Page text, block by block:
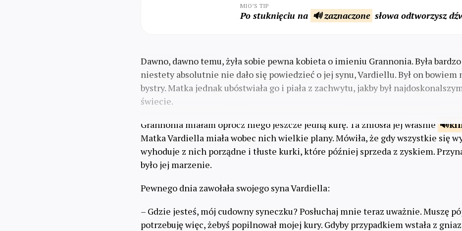
MIO’S TIP
Po stuknięciu na 🔊 zaznaczone słowa odtworzysz
Dawno, dawno temu, żyła sobie pewna kobieta o imieniu Grannonia. Była
niestety absolutnie nie dało się powiedzieć o jej synu, Vardiellu. Był on bowiem
bystry. Matka jednak ubóstwiała go i piała z zachwytu, jakby był
świecie.
Grannonia miałam oprócz niego jeszcze jedną kurę. Ta zniosła jej właśnie
Matka Vardiella miała wobec nich wielkie plany. Mówiła, że gdy wszystkie się
wyhoduje z nich porządne i tłuste kurki, które później sprzeda z zyskiem.
było jej marzenie.
Pewnego dnia zawołała swojego syna Vardiella:
– Gdzie jesteś, mój cudowny syneczku? Posłuchaj mnie teraz uważnie. Muszę
potrzebuję więc, żebyś popilnował mojej kury. Gdyby przypadkiem wstała z